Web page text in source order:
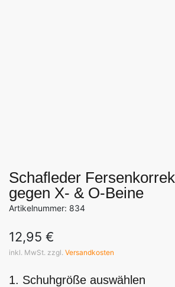
Schafleder
gegen X- & O-Beine
Artikelnummer: 834
12,95 €
inkl. MwSt. zzgl. Versandkosten
1. Schuhgröße auswählen